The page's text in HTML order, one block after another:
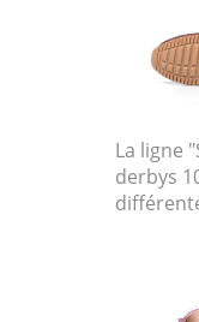
La ligne
derbys